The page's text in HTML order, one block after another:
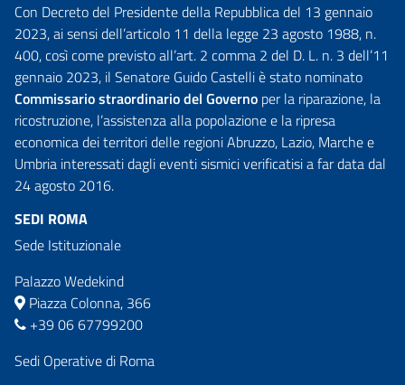
Con Decreto del Presidente della Repubblica del 13 gennaio
2023, ai sensi dell’articolo 11 della legge 23 agosto 1988, n.
400, così come previsto all’art. 2 comma 2 del D. L. n. 3 dell’11
gennaio 2023, il Senatore Guido Castelli è stato nominato
Commissario straordinario del Governo per la riparazione, la
ricostruzione, l’assistenza alla popolazione e la ripresa
economica dei territori delle regioni Abruzzo, Lazio, Marche e
Umbria interessati dagli eventi sismici verificatisi a far data dal
24 agosto 2016.
SEDI ROMA
Sede Istituzionale
Palazzo Wedekind
Piazza Colonna, 366
+39 06 67799200
Sedi Operative di Roma